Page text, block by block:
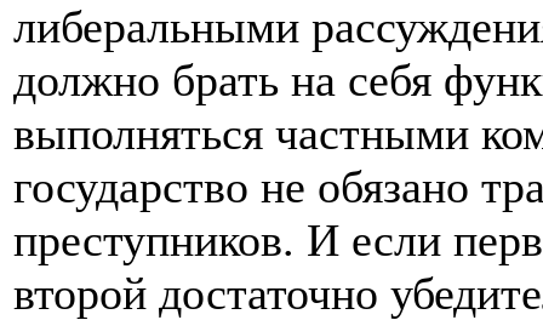
либеральными
должно брать на себя
выполняться частными
государство не обязано
преступников. И если
второй достаточно